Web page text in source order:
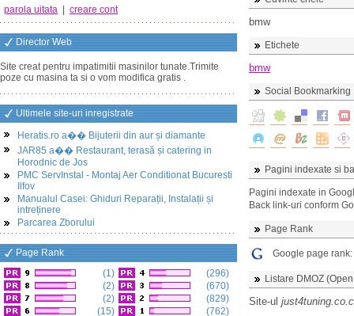
parola uitata creare cont
Director Web
Site creat pentru impatimitii masinilor tunate.Trimite
poze cu masina ta si o vom modifica gratis .
Ultimele site-uri inregistrate
Heratis.ro a�� Bijuterii din aur și diamante
JAR85 a�� Restaurant, terasă și catering in
Horodnic de Jos
PMC ServInstal - Montaj Aer Conditionat Bucuresti
Ilfov
Manualul Casei: Ghiduri Reparații, Instalații și
intreținere
Parcarea Zborului
Page Rank
(1)
(2)
(2)
(15)
(296)
(670)
(829)
(762)
bmw
Etichete
bmw
Social Bookmarking
Pagini indexate si
Pagini indexate in
Back link-uri conform
Page Rank
Google page rank:
Listare DMOZ
Site-ul